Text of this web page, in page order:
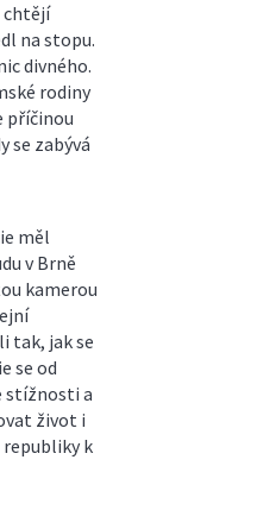
chtějí
na stopu.
divného.
rodiny
příčinou
se zabývá
měl
v Brně
kamerou
tak, jak se
se od
stížnosti a
život i
republiky k